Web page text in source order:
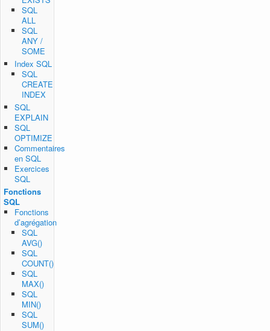
SQL
ALL
SQL
ANY /
SOME
Index SQL
SQL
CREATE
INDEX
SQL
EXPLAIN
SQL
OPTIMIZE
Commentaires
en SQL
Exercices
SQL
Fonctions
SQL
Fonctions
d’agrégation
SQL
AVG()
SQL
COUNT()
SQL
MAX()
SQL
MIN()
SQL
SUM()